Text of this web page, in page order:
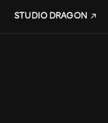
STUDIO DRAGON